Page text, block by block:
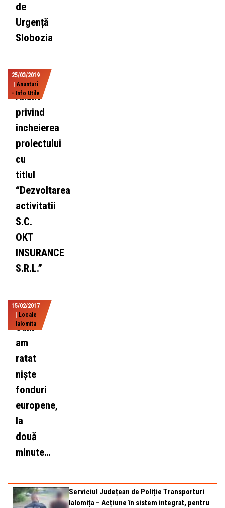
Serviciul Județean de Poliție Transporturi
Ialomița – Acțiune în sistem integrat, pentru
de
Urgență
Slobozia
25/03/2019
|Anunturi
- Info Utile
Anunt
privind
incheierea
proiectului
cu
titlul
“Dezvoltarea
activitatii
S.C.
OKT
INSURANCE
S.R.L.”
15/02/2017
Locale
Ialomita
Cum
am
ratat
niște
fonduri
europene,
la
două
minute…